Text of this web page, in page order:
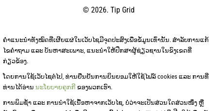
© 2026. Tip Grid
ຄໍາແນະນໍາທັງໝົດທີ່ເຜີຍແຜ່ໃນເວັບໄຊມີຈຸດປະສົງເພື່ອຂໍ້ມູນເທົ່ານັ້ນ. ສໍາລັບການແກ້
ໄຂຄໍາຖາມ ແລະ ບັນຫາສະເພາະ, ແນະນໍາໃຫ້ປຶກສາຜູ້ຊ່ຽວຊານໃນຂົງເຂດທີ່
ກ່ຽວຂ້ອງ.
ໂດຍການໃຊ້ເວັບໄຊຕໍ່ໄປ, ທ່ານຢືນຢັນການຍິນຍອມໃຫ້ໃຊ້ໄຟລ໌ cookies ແລະ ການທີ່
ທ່ານໄດ້ອ່ານ ນະໂຍບາຍຄຸກກີ ຂອງພວກເຮົາ.
ການພິມຊ້ໍາ ແລະ ການນໍາໃຊ້ເນື້ອຫາຈາກເວັບໄຊ, ບໍ່ວ່າຈະເປັນສ່ວນໃດສ່ວນໜຶ່ງ ຫຼື